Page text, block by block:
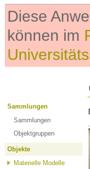
Diese
können im
Sammlungen
Sammlungen
Objektgruppen
Objekte
Materielle Modelle